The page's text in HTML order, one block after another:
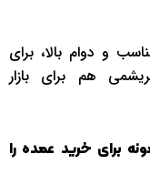
و دوام بالا، برای
هم برای بازار
برای خرید عمده را